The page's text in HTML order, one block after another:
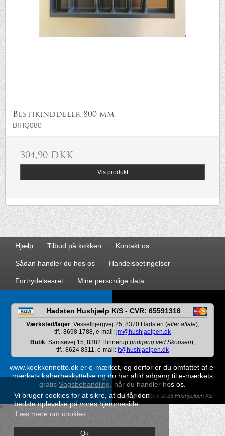
Vi bruger cookies for at sikre, at du får den
bedste oplevelse på vores hjemmeside.
Læs mere om cookies
Ok
Bestikinddeler 800 mm
BIHQ080
304,90 DKK
Vis produkt
Hjælp Tilbud på køkken Kontakt os
Sådan handler du hos os Handelsbetingelser
Fortrydelsesret Mine personlige data
Hadsten Hushjælp K/S - CVR: 65591316
Værksted/lager: Vesselbjergvej 25, 8370 Hadsten (efter aftale),
tlf.: 8698 1788, e-mail: jm@hushjaelpen.dk
Butik: Samsøvej 15, 8382 Hinnerup (indgang ved Skousen),
tlf.: 8624 8311, e-mail: ft@hushjaelpen.dk
www.koekkennetto.dk er e-mærket, og derfor er du omfattet af e-
mærkets køberbeskyttelse og du har altid adgang til e-mærkets
gratis Sagsbehandling , når du handler hos os.
Copyright © 2005-2025 Hushjælpen KS
*